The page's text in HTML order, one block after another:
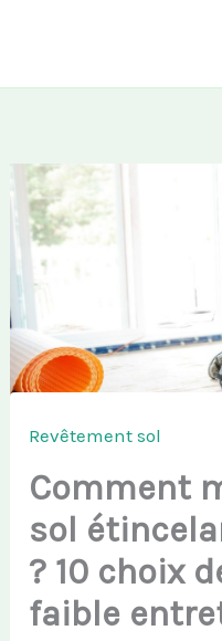
Revêtement sol
Comment
sol
? 10 choix
faible